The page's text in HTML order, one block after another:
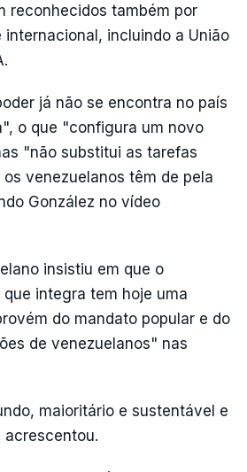
reconhecidos também por
incluindo a União
já não se encontra no país
o que "configura um novo
"não substitui as tarefas
venezuelanos têm de pela
González no vídeo
insistiu em que o
integra tem hoje uma
do mandato popular e do
de venezuelanos" nas
maioritário e sustentável e
acrescentou.